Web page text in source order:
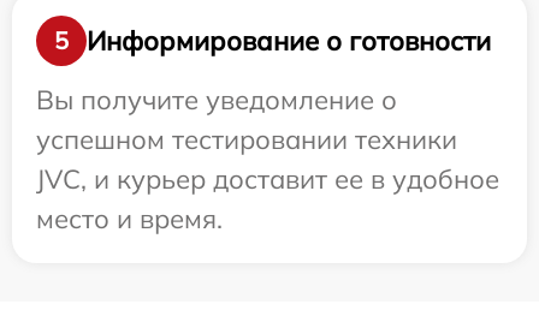
5
Информирование о готовности
Вы получите уведомление о
успешном тестировании техники
JVC, и курьер доставит ее в удобное
место и время.